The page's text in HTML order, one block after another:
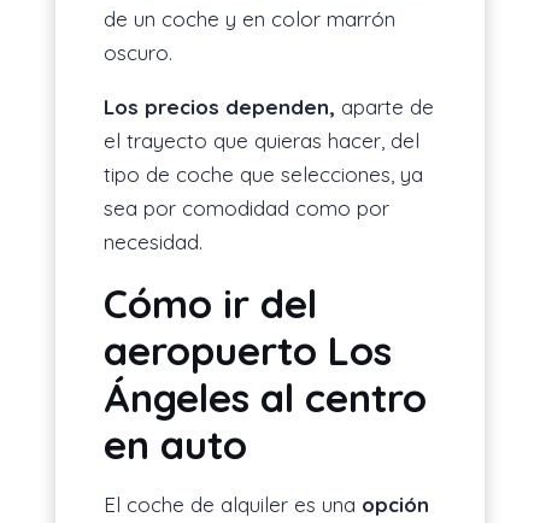
de un coche y en color marrón
oscuro.
Los precios dependen, aparte de
el trayecto que quieras hacer, del
tipo de coche que selecciones, ya
sea por comodidad como por
necesidad.
Cómo ir del
aeropuerto Los
Ángeles al centro
en auto
El coche de alquiler es una opción